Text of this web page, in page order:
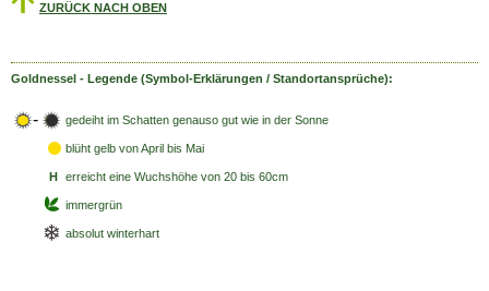
ZURÜCK NACH OBEN
Goldnessel - Legende (Symbol-Erklärungen / Standortansprüche):
- gedeiht im Schatten genauso gut wie in der Sonne
blüht gelb von April bis Mai
H erreicht eine Wuchshöhe von 20 bis 60cm
immergrün
absolut winterhart